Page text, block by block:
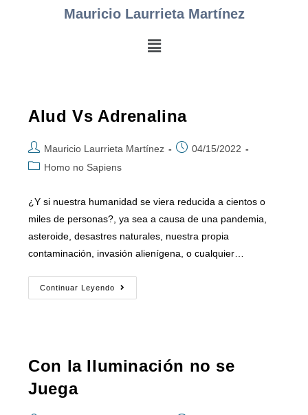
Mauricio Laurrieta Martínez
Alud Vs Adrenalina
Mauricio Laurrieta Martínez
04/15/2022
Homo no Sapiens
¿Y si nuestra humanidad se viera reducida a cientos o
miles de personas?, ya sea a causa de una pandemia,
asteroide, desastres naturales, nuestra propia
contaminación, invasión alienígena, o cualquier…
Continuar Leyendo
Con la Iluminación no se
Juega